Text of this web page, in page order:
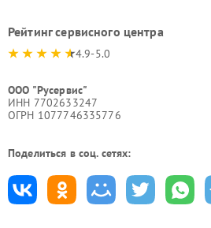
Рейтинг сервисного центра
4.9-5.0
ООО "Русервис"
ИНН 7702633247
ОГРН 1077746335776
Поделиться в соц. сетях: